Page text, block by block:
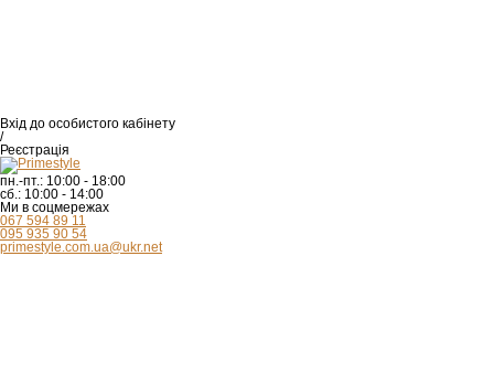
Вхід до особистого кабінету
/
Реєстрація
пн.-пт.: 10:00 - 18:00
сб.: 10:00 - 14:00
Ми в соцмережах
067 594 89 11
095 935 90 54
primestyle.com.ua@ukr.net